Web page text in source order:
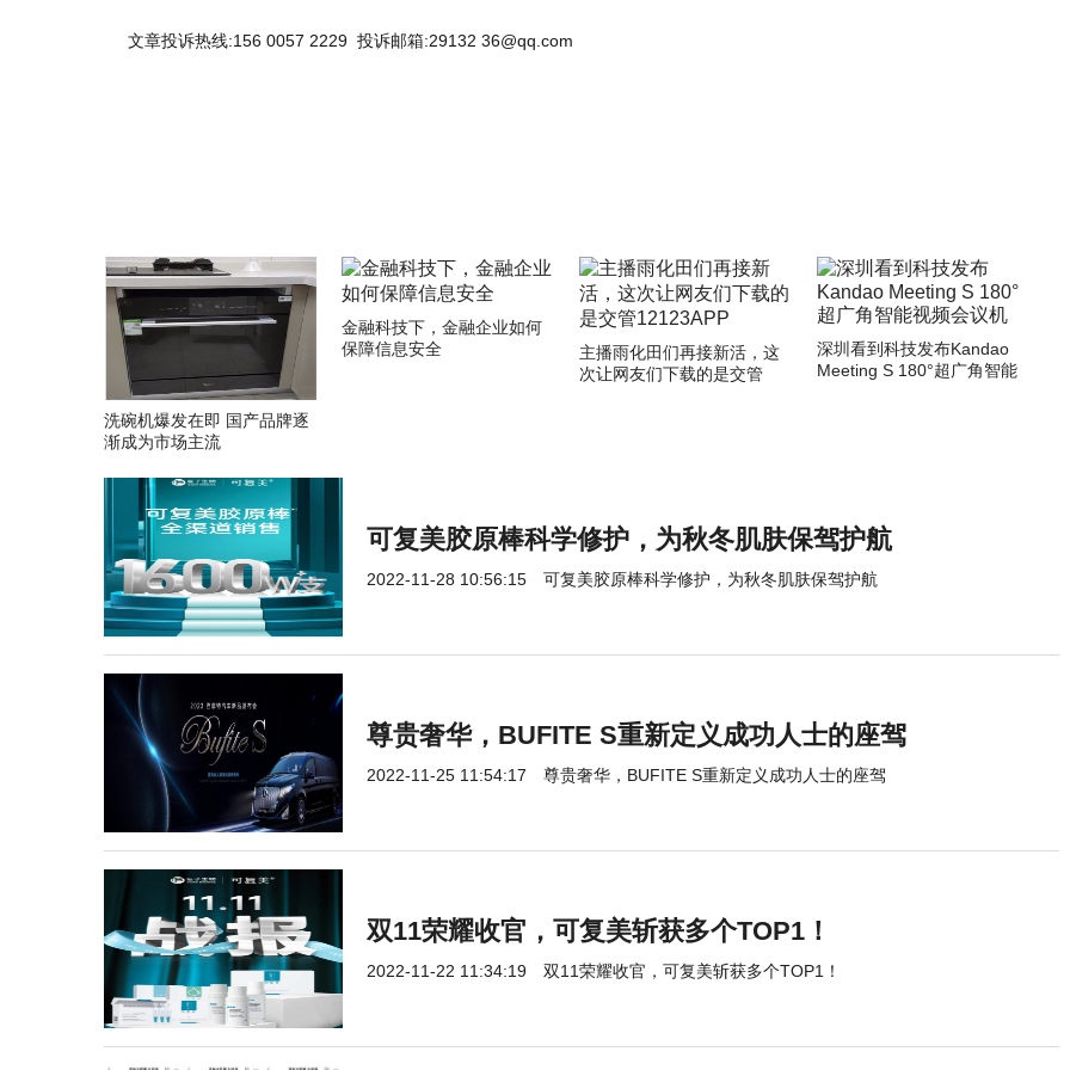
文章投诉热线:156 0057 2229 投诉邮箱:29132 36@qq.com
洗碗机爆发在即 国产品牌逐
渐成为市场主流
金融科技下，金融企业如何
保障信息安全
主播雨化田们再接新活，这
次让网友们下载的是交管
深圳看到科技发布Kandao
Meeting S 180°超广角智能
可复美胶原棒科学修护，为秋冬肌肤保驾护航
2022-11-28 10:56:15 可复美胶原棒科学修护，为秋冬肌肤保驾护航
尊贵奢华，BUFITE S重新定义成功人士的座驾
2022-11-25 11:54:17 尊贵奢华，BUFITE S重新定义成功人士的座驾
双11荣耀收官，可复美斩获多个TOP1！
2022-11-22 11:34:19 双11荣耀收官，可复美斩获多个TOP1！